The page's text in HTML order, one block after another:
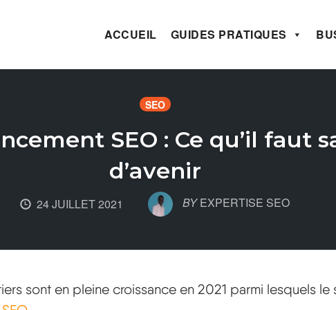
ACCUEIL GUIDES PRATIQUES
SEO
SEO : Ce qu’il faut
d’avenir
24 JUILLET 2021 BY EXPERTISE SEO
sont en pleine croissance en 2021 parmi lesquels le